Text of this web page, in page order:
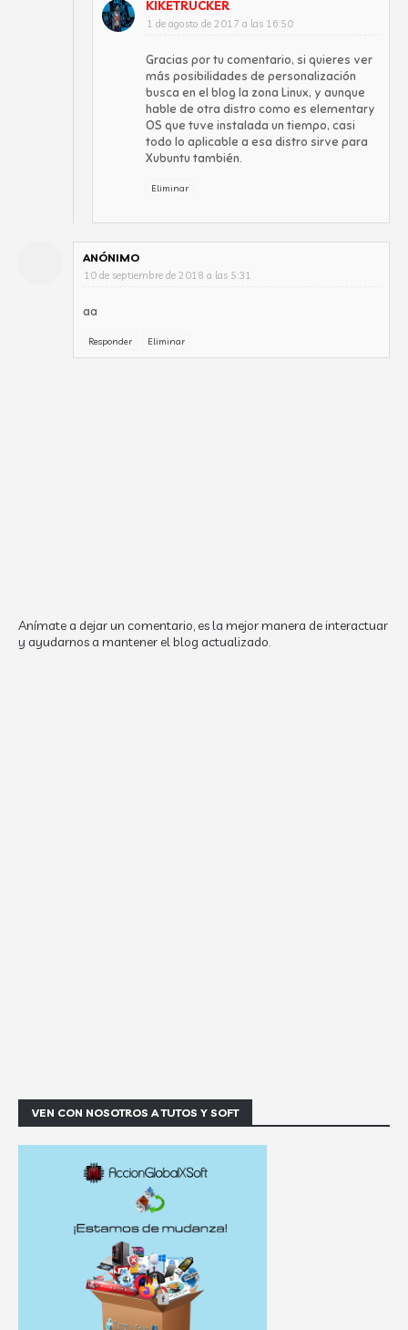
KIKETRUCKER
1 de agosto de 2017 a las 16:50
Gracias por tu comentario, si quieres ver
más posibilidades de personalización
busca en el blog la zona Linux, y aunque
hable de otra distro como es elementary
OS que tuve instalada un tiempo, casi
todo lo aplicable a esa distro sirve para
Xubuntu también.
Eliminar
ANÓNIMO
10 de septiembre de 2018 a las 5:31
aa
Responder Eliminar
Anímate a dejar un comentario, es la mejor manera de interactuar
y ayudarnos a mantener el blog actualizado.
VEN CON NOSOTROS A TUTOS Y SOFT